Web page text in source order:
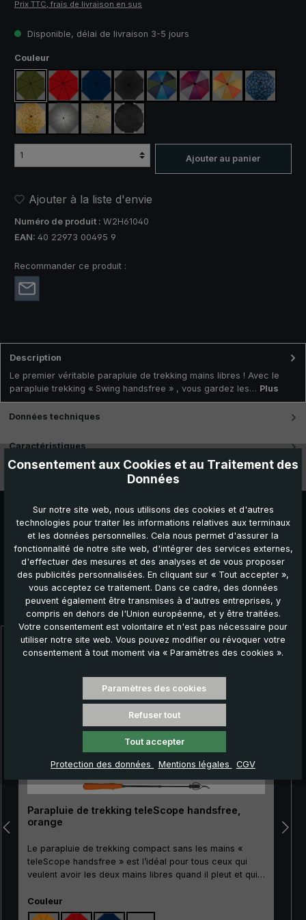
Prix TTC, frais de livraison en sus
Disponible, délai de livraison 3-5 jours
Sélectionnez
Couleur
vert oliverouge bleu marine
noir bleu / vertviolet / rouge / gris
orange / jaune
bleu / vert
jaune / orange à carreaux
argent, protection UV 50+
camouflagenoir, avec bandes réfléchissantes
Ajouter au panier
Ajouter à la liste d'envie
Numéro de produit : W2H61040
EAN: 40 22973 00495 9
Recommander ce produit :
Description
Le premier véritable parapluie de trekking mains libres ! Avec le
parapluie trekking « Swing handsfree » , vous gardez les… Plus
Données techniques
Caractéristiques
Ignorer la galerie de produits
Autres produits que vous pourriez aimer :
Parapluie de trekking teleScope handsfree,
orange
Le parapluie de trekking compact sans les mains «
teleScope handsfree » est l’idéal pour tous ceux qui
veulent avoir les deux mains libres quand il pleut et qui
dimensions : Pour les randonneurs avec des bâtons de
trekking, ainsi que pour les forestiers, les jardiniers, ou
Sélectionnez
Couleur
Consentement aux Cookies et au Traitement des
Données
Sur notre site web, nous utilisons des cookies et d'autres
technologies pour traiter les informations relatives aux terminaux
et les données personnelles. Cela nous permet d'assurer la
fonctionnalité de notre site web, d'intégrer des services externes,
d'effectuer des mesures et des analyses et de vous proposer
des publicités personnalisées. En cliquant sur « Tout accepter »,
vous acceptez ce traitement. Dans ce cadre, des données
peuvent également être transmises à d'autres entreprises, y
compris en dehors de l'Union européenne, et y être traitées.
Votre consentement est volontaire et n'est pas nécessaire pour
utiliser notre site web. Vous pouvez modifier ou révoquer votre
consentement à tout moment via « Paramètres des cookies ».
Paramètres des cookies
Refuser tout
Tout accepter
Protection des données Mentions légales CGV